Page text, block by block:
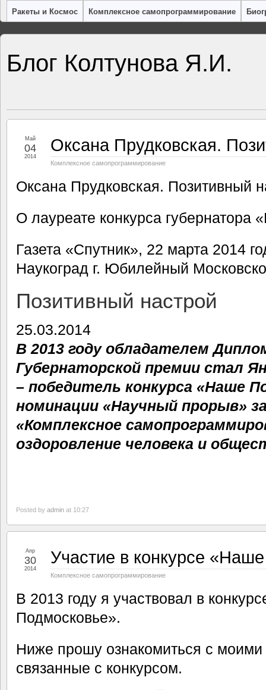
Ракеты и Космос Комплексное самопрограммирование
Блог Колтунова Я.И.
Оксана Прудковская.
Комплексное самопрограммирование
Май
04
2014
Оксана Прудковская. Позитивный
О лауреате конкурса губернатора
Газета «Спутник», 22 марта 2014
Наукоград г. Юбилейный
Позитивный настрой
25.03.2014
В 2013 году обладателем
Губернаторской премии стал
– победитель конкурса «Наше
номинации «Научный прорыв»
«Комплексное
оздоровление человека и
Posted by admin at 10:27
Участие в конкурсе
Комплексное самопрограммирование
Апр
30
2014
В 2013 году я участвовал в
Подмосковье».
Ниже прошу ознакомиться с
связанные с конкурсом.